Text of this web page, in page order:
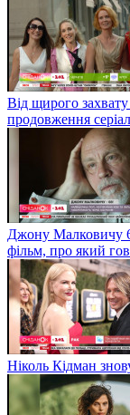
Від щирого
продовження
Джону Малковичу
фільм, про який
Ніколь Кідман